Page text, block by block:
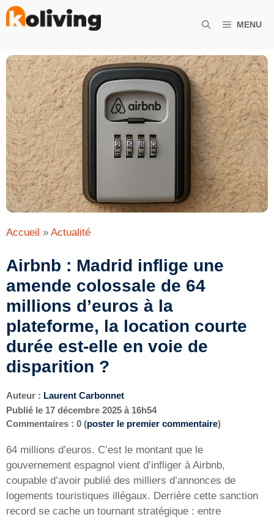
Aller
MENU
Accueil » Actualité
Airbnb : Madrid inflige une
amende colossale de 64
millions d’euros à la
plateforme, la location courte
durée est-elle en voie de
disparition ?
Auteur : Laurent Carbonnet
Publié le 17 décembre 2025 à 16h54
Commentaires : 0 (poster le premier commentaire)
64 millions d’euros. C’est le montant que le
gouvernement espagnol vient d’infliger à Airbnb,
coupable d’avoir publié des milliers d’annonces de
logements touristiques illégaux. Derrière cette sanction
record se cache un tournant stratégique : entre